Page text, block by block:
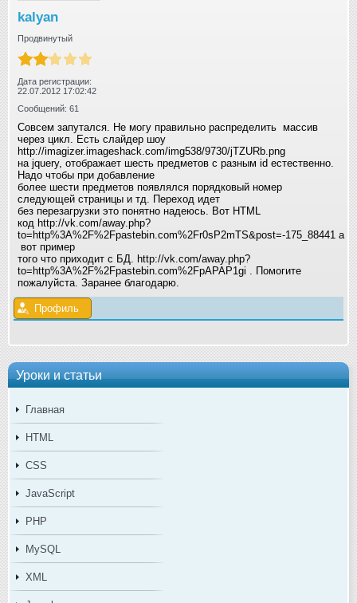
Уроки и статьи
Главная
HTML
CSS
JavaScript
PHP
MySQL
XML
kalyan
Продвинутый
Дата регистрации:
22.07.2012 17:02:42
Сообщений: 61
Совсем запутался. Не могу правильно распределить массив
через цикл. Есть слайдер шоу
http://imagizer.imageshack.com/img538/9730/jTZURb.png
на jquery, отображает шесть предметов с разным id естественно.
Надо чтобы при добавление
более шести предметов появлялся порядковый номер
следующей страницы и тд. Переход идет
без перезагрузки это понятно надеюсь. Вот HTML
код http://vk.com/away.php?
to=http%3A%2F%2Fpastebin.com%2Fr0sP2mTS&post=-175_88441 а
вот пример
того что приходит с БД. http://vk.com/away.php?
to=http%3A%2F%2Fpastebin.com%2FpAPAP1gi . Помогите
пожалуйста. Заранее благодарю.
Профиль